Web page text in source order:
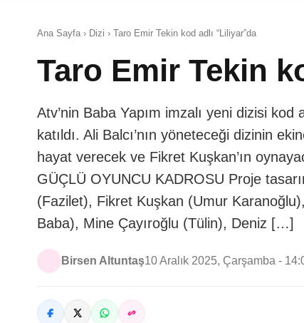
Ana Sayfa › Dizi › Taro Emir Tekin kod adlı “Liliyar”da
Taro Emir Tekin
Atv’nin Baba Yapım imzalı yeni dizisi kod
katıldı. Ali Balcı’nın yöneteceği dizinin
hayat verecek ve Fikret Kuşkan’ın
GÜÇLÜ OYUNCU KADROSU Proje
(Fazilet), Fikret Kuşkan (Umur
Baba), Mine Çayıroğlu (Tülin), Deniz […]
Birsen Altuntaş10 Aralık 2025, Çarşamba -